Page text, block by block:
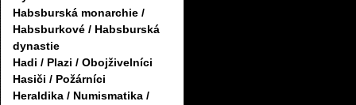
Habsburská monarchie /
Habsburkové / Habsburská
dynastie
Hadi / Plazi / Obojživelníci
Hasiči / Požárníci
Heraldika / Numismatika /